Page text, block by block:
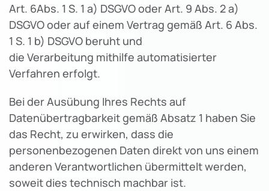
Art. 6Abs. 1 S. 1 a) DSGVO oder Art. 9 Abs. 2 a)
DSGVO oder auf einem Vertrag gemäß Art. 6 Abs.
1 S. 1 b) DSGVO beruht und
die Verarbeitung mithilfe automatisierter
Verfahren erfolgt.
Bei der Ausübung Ihres Rechts auf
Datenübertragbarkeit gemäß Absatz 1 haben Sie
das Recht, zu erwirken, dass die
personenbezogenen Daten direkt von uns einem
anderen Verantwortlichen übermittelt werden,
soweit dies technisch machbar ist.